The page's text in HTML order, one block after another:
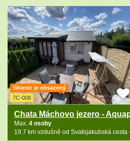
Silvestr je obsazený
7C-008
Chata Máchovo jezero -
Max. 4 osoby
19.7 km vzdušně od Svatojakubská cesta